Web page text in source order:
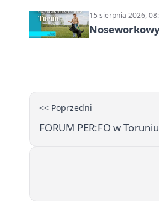
15 sierpnia 2026,
<< Poprzedni
FORUM PER:FO w